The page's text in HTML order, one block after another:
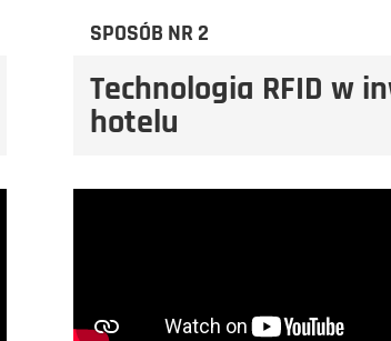
SPOSÓB NR 2
Technologia RFID w
hotelu